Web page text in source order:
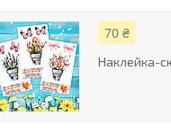
70 ₴
Наклейка-